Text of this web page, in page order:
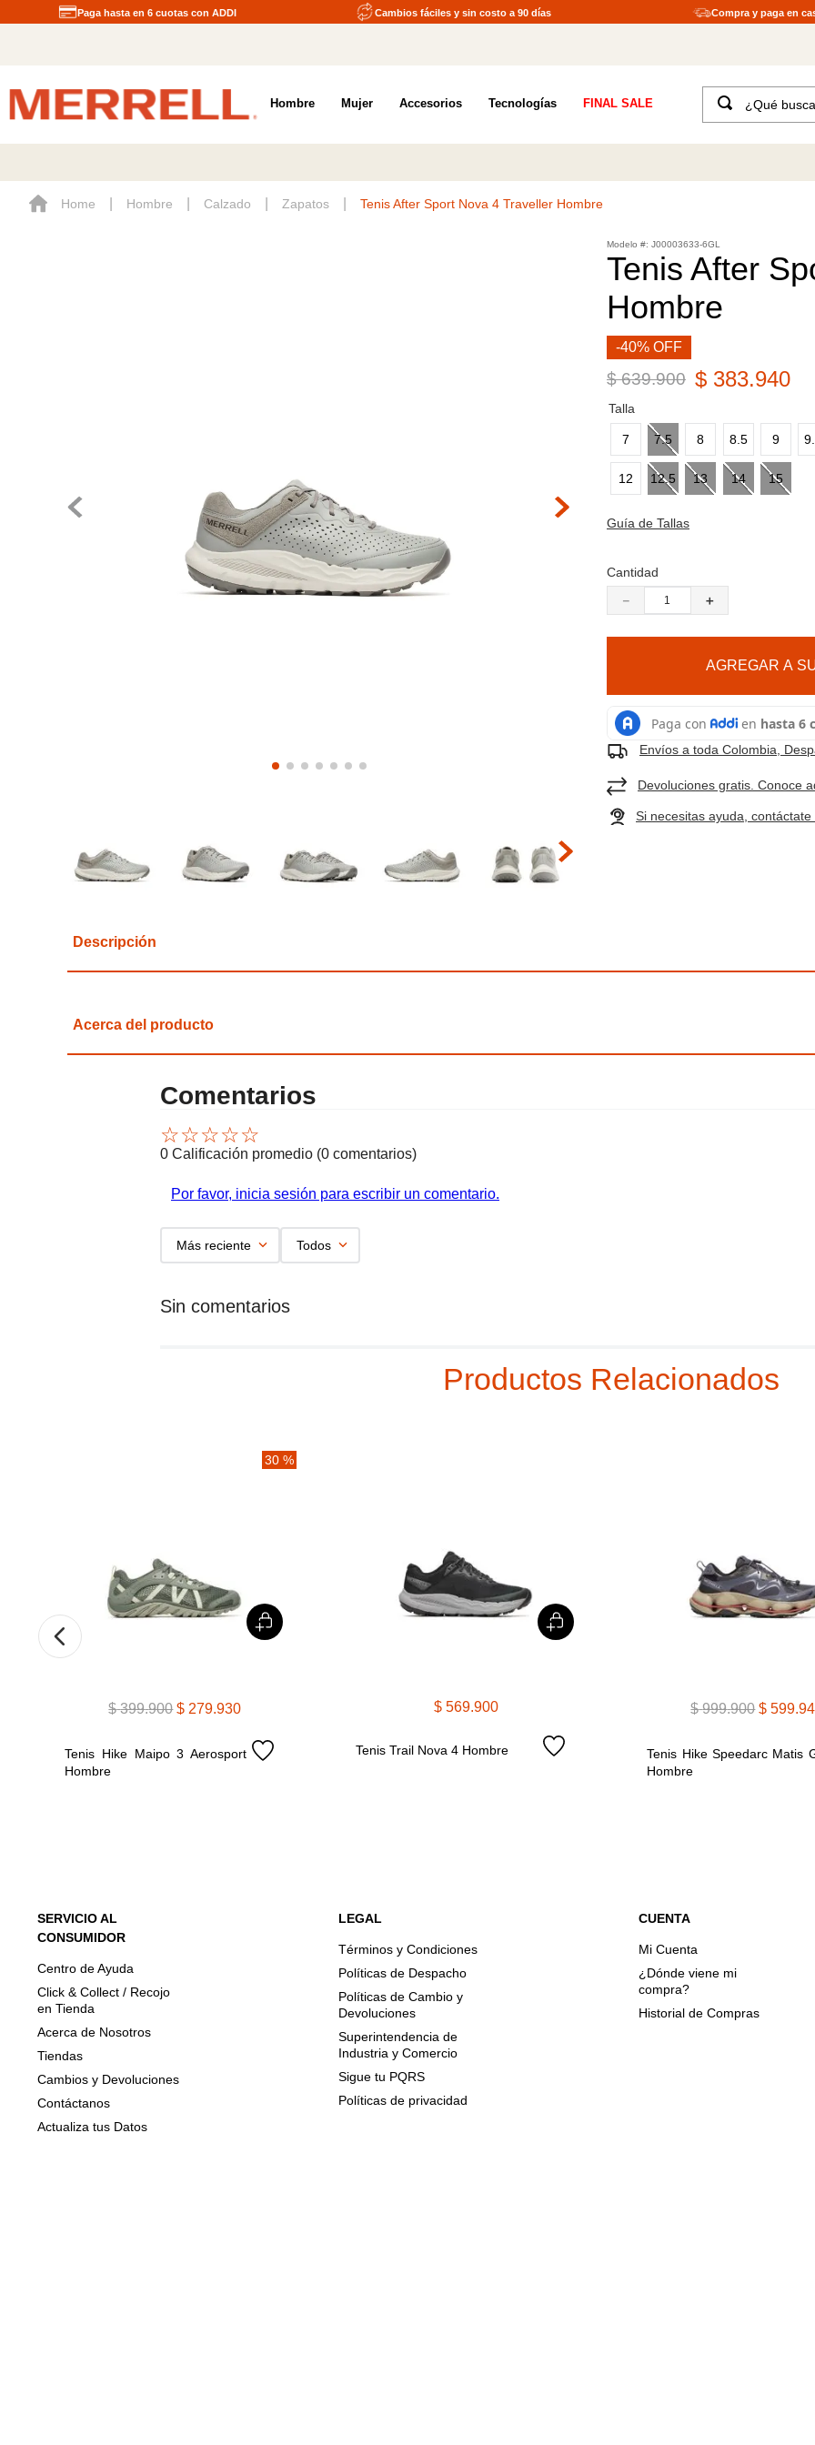
Paga hasta en 6 cuotas con ADDI Cambios fáciles y sin costo a 90 días Compra y paga en
Hombre Mujer Accesorios Tecnologías FINAL SALE
¿Qué buscas?
Hombre Calzado Zapatos Tenis After Sport Nova 4 Traveller Hombre
: J00003633-6GL
Tenis After
Hombre
-40% OFF
$ 639.900 $ 383.940
Talla
12 12.5 13 14 15
7 7.5 8 8.5 9
Guía de Tallas
Cantidad
＋
－
AGREGAR A
Envíos a toda Colombia,
Devoluciones gratis. Conoce
Si necesitas ayuda,
Descripción
Acerca del producto
Comentarios
☆☆☆☆☆
0 Calificación promedio (0 comentarios)
Por favor, inicia sesión para escribir un comentario.
Más reciente Todos
Productos Relacionados
30 %
$ 399.900 $ 279.930
Tenis Hike Maipo 3 Aerosport
Hombre
$ 569.900
Tenis Trail Nova 4 Hombre
$ 999.900 $ 599.
Tenis Hike Speedarc Matis
Hombre
SERVICIO AL
CONSUMIDOR
Centro de Ayuda
Click & Collect / Recojo
en Tienda
Acerca de Nosotros
Tiendas
Cambios y Devoluciones
Contáctanos
Actualiza tus Datos
LEGAL
Términos y Condiciones
Políticas de Despacho
Políticas de Cambio y
Devoluciones
Superintendencia de
Industria y Comercio
Sigue tu PQRS
Políticas de privacidad
CUENTA
Mi Cuenta
¿Dónde viene mi
compra?
Historial de Compras
2.
tenis hombre